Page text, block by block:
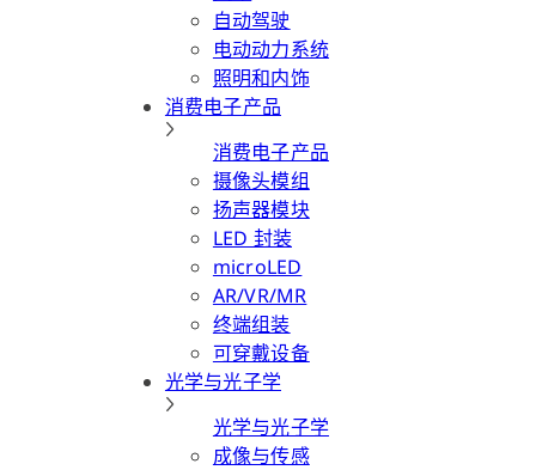
自动驾驶
电动动力系统
照明和内饰
消费电子产品
消费电子产品
摄像头模组
扬声器模块
LED 封装
microLED
AR/VR/MR
终端组装
可穿戴设备
光学与光子学
光学与光子学
成像与传感